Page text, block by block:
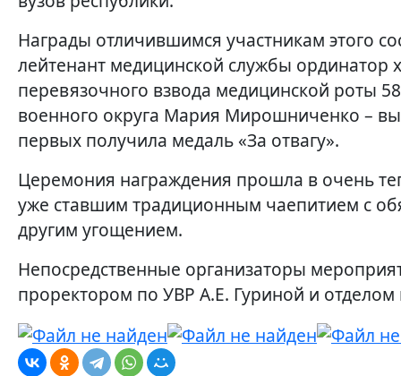
Награды отличившимся участникам этого
лейтенант медицинской службы ординатор
перевязочного взвода медицинской роты
военного округа Мария Мирошниченко –
первых получила медаль «За отвагу».
Церемония награждения прошла в очень
уже ставшим традиционным чаепитием с
другим угощением.
Непосредственные организаторы
проректором по УВР А.Е. Гуриной и отделом